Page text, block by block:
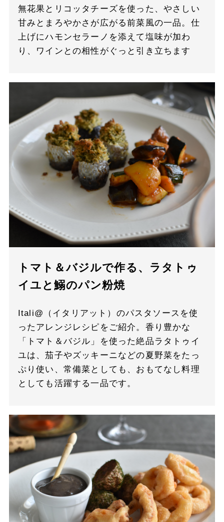
無花果とリコッタチーズを使った、やさしい
甘みとまろやかさが広がる前菜風の一品。仕
上げにハモンセラーノを添えて塩味が加わ
り、ワインとの相性がぐっと引き立ちます
トマト＆バジルで作る、ラタトゥ
イユと鰯のパン粉焼
Itali@（イタリアット）のパスタソースを使
ったアレンジレシピをご紹介。香り豊かな
「トマト＆バジル」を使った絶品ラタトゥイ
ユは、茄子やズッキーニなどの夏野菜をたっ
ぷり使い、常備菜としても、おもてなし料理
としても活躍する一品です。